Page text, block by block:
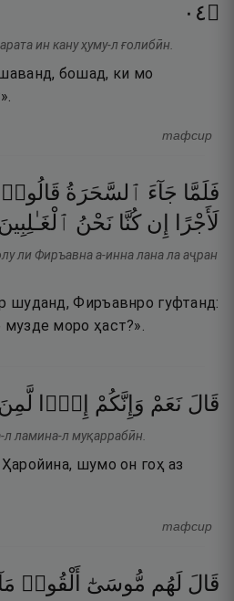
۝٤٠
ин кану ҳуму-л ғолибӣн.
бошад, ки мо
тафсир
فَلَمَّا جَآءَ ٱلسَّحَرَةُ قَالُوا۟
لَأَجْرًا
إِن كُنَّا نَحْنُ ٱلْغَـٰلِبِينَ
ли Фиръавна а-инна лана ла аҷран
шуданд, Фиръавнро гуфтанд:
моро ҳаст?».
قَالَ نَعَمْ وَإِنَّكُمْ إِذًۭا لَّمِنَ
ламина-л муқаррабӣн.
шумо он гоҳ аз
тафсир
قَالَ لَهُم مُّوسَىٰٓ أَلْقُوا۟ مَآ